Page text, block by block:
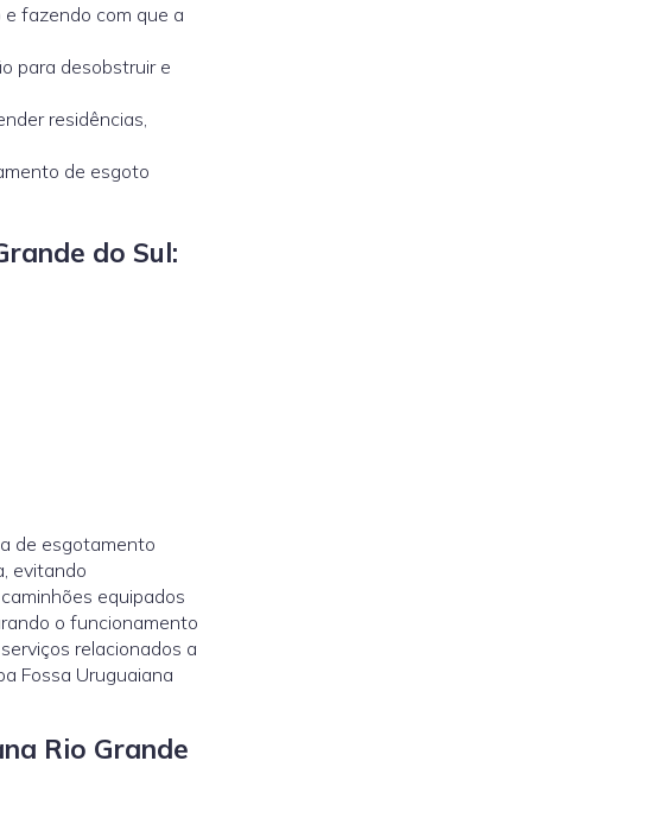
fazendo com que a
para desobstruir e
residências,
de esgoto
do Sul:
de esgotamento
evitando
equipados
o funcionamento
relacionados a
Fossa Uruguaiana
Rio Grande